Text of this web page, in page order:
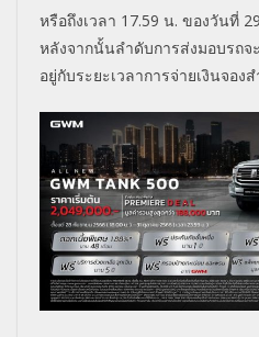
หรือถึงเวลา 17.59 น. ของวันที่ 29
หลังจากนั้นลำดับการส่งมอบรถ
อยู่กับระยะเวลาการจ่ายเงินจอง